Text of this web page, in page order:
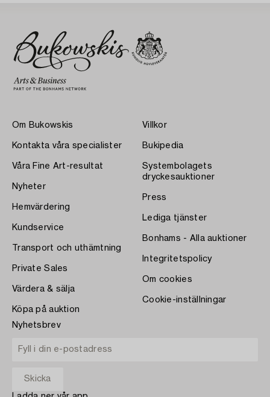
Om Bukowskis
Kontakta våra specialister
Våra Fine Art-resultat
Nyheter
Hemvärdering
Kundservice
Transport och uthämtning
Private Sales
Värdera & sälja
Köpa på auktion
Villkor
Bukipedia
Systembolagets
dryckesauktioner
Press
Lediga tjänster
Bonhams - Alla auktioner
Integritetspolicy
Om cookies
Cookie-inställningar
Nyhetsbrev